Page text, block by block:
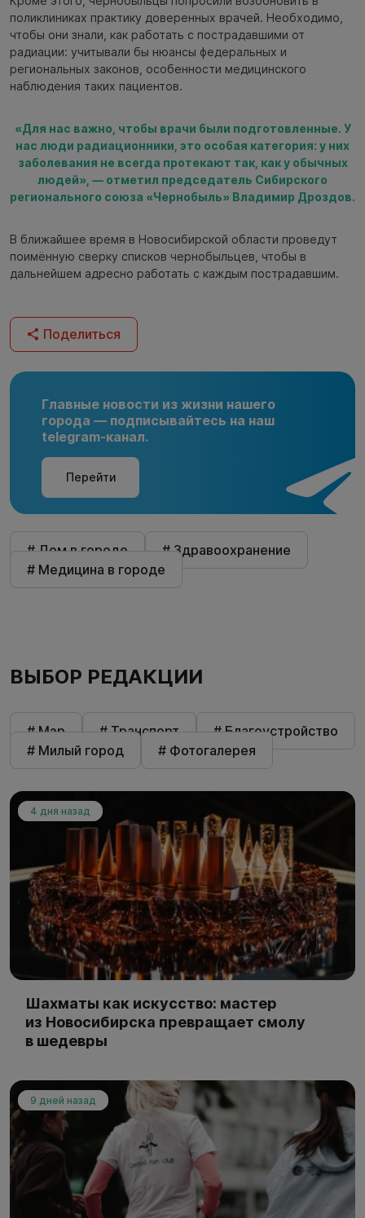
поликлиниках практику доверенных врачей. Необходимо,
чтобы они знали, как работать с пострадавшими от
радиации: учитывали бы нюансы федеральных и
региональных законов, особенности медицинского
наблюдения таких пациентов.
«Для нас важно, чтобы врачи были подготовленные. У
нас люди радиационники, это особая категория: у них
заболевания не всегда протекают так, как у обычных
людей», — отметил председатель Сибирского
регионального союза «Чернобыль» Владимир Дроздов.
В ближайшее время в Новосибирской области проведут
поимённую сверку списков чернобыльцев, чтобы в
дальнейшем адресно работать с каждым пострадавшим.
Поделиться
Главные новости из жизни нашего
города — подписывайтесь на наш
telegram-канал.
Перейти
# Дом в городе
# Здравоохранение
# Медицина в городе
ВЫБОР РЕДАКЦИИ
# Мэр # Транспорт
# Благоустройство
# Милый город
# Фотогалерея
4 дня назад
Шахматы как искусство: мастер
из Новосибирска превращает смолу
в шедевры
9 дней назад